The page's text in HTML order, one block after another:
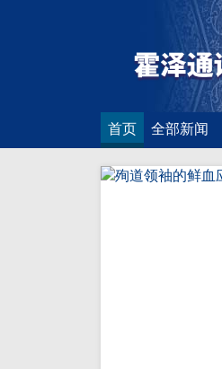
首页 全部新闻